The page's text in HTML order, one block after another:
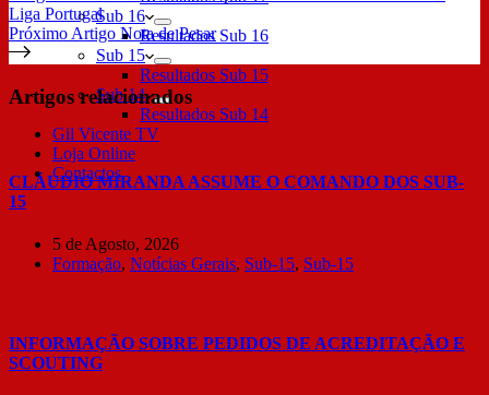
Sub 16
Resultados Sub 16
Sub 15
Resultados Sub 15
Sub 14
Resultados Sub 14
Gil Vicente TV
Loja Online
Contactos
Liga Portugal
Próximo Artigo Nota de Pesar
Artigos relacionados
CLÁUDIO MIRANDA ASSUME O COMANDO DOS SUB-
15
5 de Agosto, 2026
Formação, Notícias Gerais, Sub-15, Sub-15
INFORMAÇÃO SOBRE PEDIDOS DE ACREDITAÇÃO E
SCOUTING